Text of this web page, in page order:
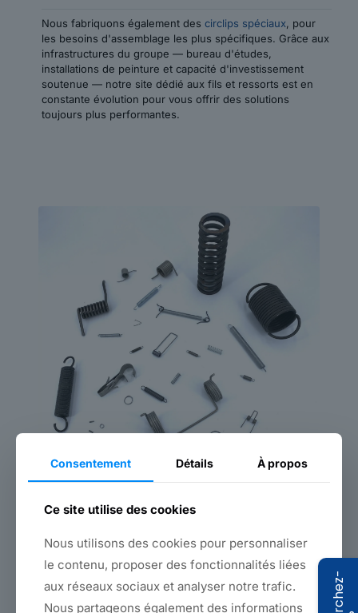
Nous fabriquons également descirclips spéciaux, pour
les besoins d'assemblage les plus spécifiques. Grâce aux
infrastructures du groupe — bureau d'études,
installations de peinture et capacité d'investissement
soutenue — notre site dédié aux fils et ressorts est en
constante évolution pour vous offrir des solutions
toujours plus performantes.
Ressorts
Pièces de forme en fil métallique
Consentement Détails À propos
Ce site utilise des cookies
Nous utilisons des cookies pour personnaliser
le contenu, proposer des fonctionnalités liées
aux réseaux sociaux et analyser notre trafic.
Nous partageons également des informations